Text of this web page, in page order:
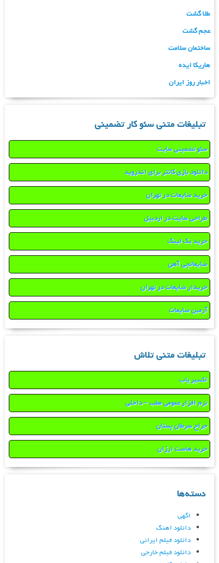
طلا گشت
عجم گشت
ساختمان سلامت
هاریکا ایده
اخبار روز ایران
تبلیغات متنی سئو کار تضمینی
سئو تضمینی سایت
دانلود بازی کانتر برای اندروید
خرید ضایعات در تهران
طراحی سایت در اردبیل
خرید بک لینک
ضایعاتچی آهن
خریدار ضایعات در تهران
آرمین ضایعات
تبلیغات متنی تلاش
اکسیر یاب
نرم افزار عمومی مطب – داخلی
جراح سرطان پستان
خرید هاست ارزان
دسته‌ها
اگهی
دانلود اهنگ
دانلود فیلم ایرانی
دانلود فیلم خارجی